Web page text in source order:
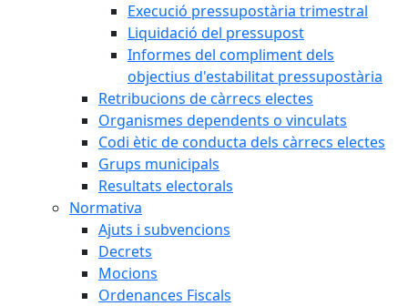
Execució pressupostària trimestral
Liquidació del pressupost
Informes del compliment dels
objectius d'estabilitat pressupostària
Retribucions de càrrecs electes
Organismes dependents o vinculats
Codi ètic de conducta dels càrrecs electes
Grups municipals
Resultats electorals
Normativa
Ajuts i subvencions
Decrets
Mocions
Ordenances Fiscals